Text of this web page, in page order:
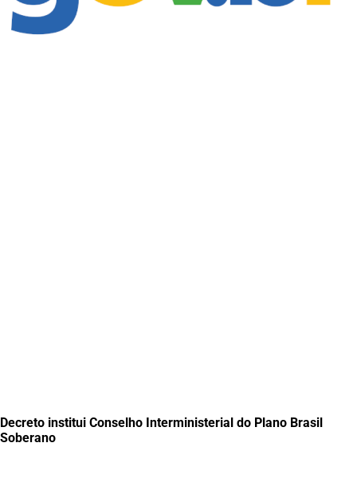
Decreto institui Conselho Interministerial do Plano Brasil
Soberano